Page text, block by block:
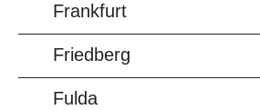
Frankfurt
Friedberg
Fulda